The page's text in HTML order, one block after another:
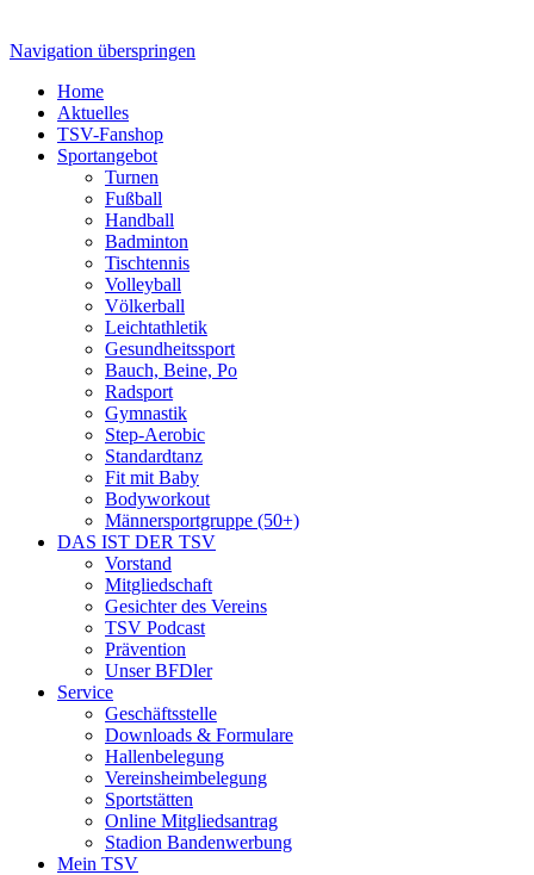
Navigation überspringen
Home
Aktuelles
TSV-Fanshop
Sportangebot
Turnen
Fußball
Handball
Badminton
Tischtennis
Volleyball
Völkerball
Leichtathletik
Gesundheitssport
Bauch, Beine, Po
Radsport
Gymnastik
Step-Aerobic
Standardtanz
Fit mit Baby
Bodyworkout
Männersportgruppe (50+)
DAS IST DER TSV
Vorstand
Mitgliedschaft
Gesichter des Vereins
TSV Podcast
Prävention
Unser BFDler
Service
Geschäftsstelle
Downloads & Formulare
Hallenbelegung
Vereinsheimbelegung
Sportstätten
Online Mitgliedsantrag
Stadion Bandenwerbung
Mein TSV